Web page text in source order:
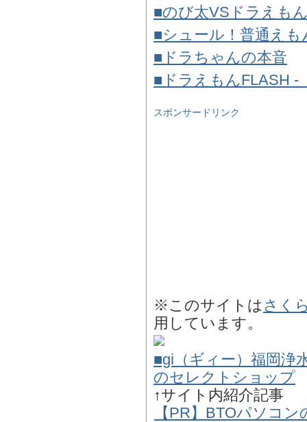
■のび太VSドラえも
■シュール！普通えも
■ドラちゃんの本音
■ドラえもんFLASH -
スポンサードリンク
※このサイトは さく
用しています。
■gi（ギィー）福岡浄
のセレクトショップ
↑サイト内紹介記事
【PR】BTOパソコ